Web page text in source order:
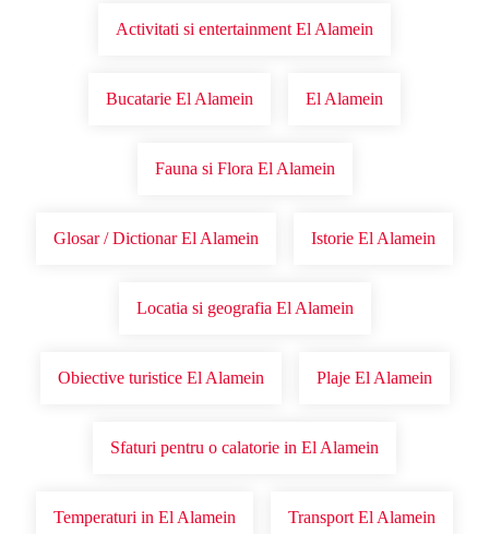
Activitati si entertainment El Alamein
Bucatarie El Alamein El Alamein
Fauna si Flora El Alamein
Glosar / Dictionar El Alamein Istorie El Alamein
Locatia si geografia El Alamein
Obiective turistice El Alamein Plaje El Alamein
Sfaturi pentru o calatorie in El Alamein
Temperaturi in El Alamein Transport El Alamein